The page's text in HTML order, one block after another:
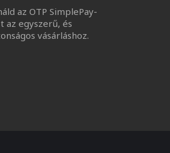
az OTP SimplePay-
t az egyszerű, és
vásárláshoz.